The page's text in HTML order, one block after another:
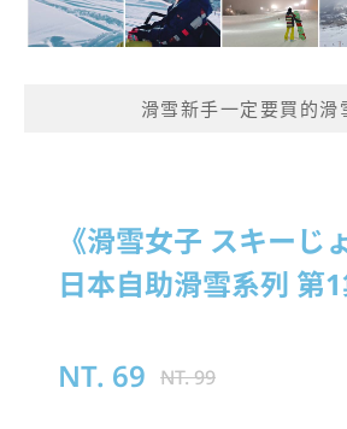
滑雪新手一定要買的滑